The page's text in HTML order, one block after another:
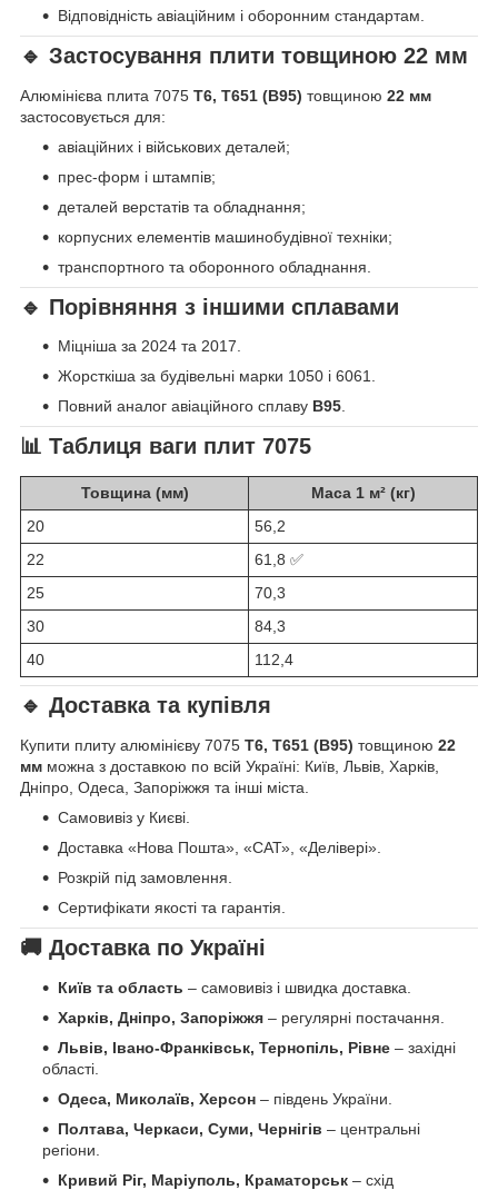
Відповідність авіаційним і оборонним стандартам.
🔹 Застосування плити товщиною 22 мм
Алюмінієва плита 7075 Т6, Т651 (В95) товщиною 22 мм
застосовується для:
авіаційних і військових деталей;
прес-форм і штампів;
деталей верстатів та обладнання;
корпусних елементів машинобудівної техніки;
транспортного та оборонного обладнання.
🔹 Порівняння з іншими сплавами
Міцніша за 2024 та 2017.
Жорсткіша за будівельні марки 1050 і 6061.
Повний аналог авіаційного сплаву В95.
📊 Таблиця ваги плит 7075
Товщина (мм)
Маса 1 м² (кг)
20
56,2
22
61,8 ✅
25
70,3
30
84,3
40
112,4
🔹 Доставка та купівля
Купити плиту алюмінієву 7075 Т6, Т651 (В95) товщиною 22
мм можна з доставкою по всій Україні: Київ, Львів, Харків,
Дніпро, Одеса, Запоріжжя та інші міста.
Самовивіз у Києві.
Доставка «Нова Пошта», «САТ», «Делівері».
Розкрій під замовлення.
Сертифікати якості та гарантія.
🚚 Доставка по Україні
Київ та область – самовивіз і швидка доставка.
Харків, Дніпро, Запоріжжя – регулярні постачання.
Львів, Івано-Франківськ, Тернопіль, Рівне – західні
області.
Одеса, Миколаїв, Херсон – південь України.
Полтава, Черкаси, Суми, Чернігів – центральні
регіони.
Кривий Ріг, Маріуполь, Краматорськ – схід